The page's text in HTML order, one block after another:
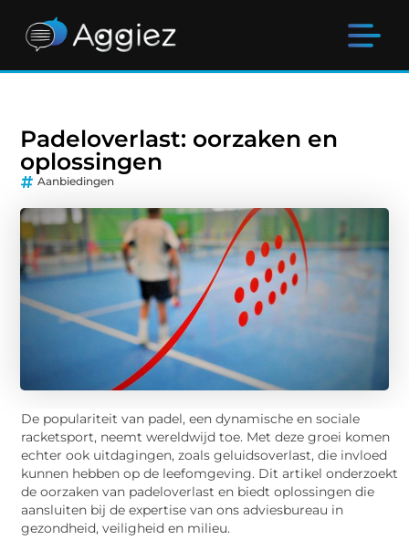
Padeloverlast: oorzaken en
oplossingen
Aanbiedingen
De populariteit van padel, een dynamische en sociale
racketsport, neemt wereldwijd toe. Met deze groei komen
echter ook uitdagingen, zoals geluidsoverlast, die invloed
kunnen hebben op de leefomgeving. Dit artikel onderzoekt
de oorzaken van padeloverlast en biedt oplossingen die
aansluiten bij de expertise van ons adviesbureau in
gezondheid, veiligheid en milieu.